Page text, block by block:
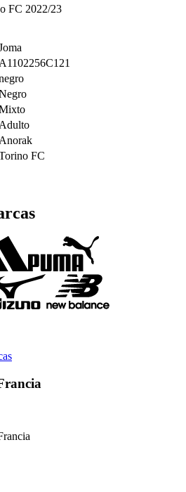
FC 2022/23
A1102256C121
Adulto
Anorak
FC